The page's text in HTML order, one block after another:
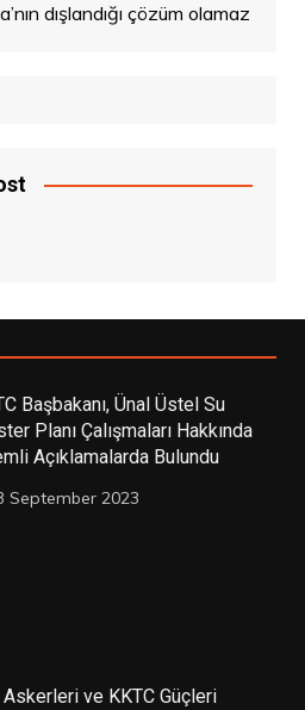
dışlandığı çözüm olamaz
Başbakanı, Ünal Üstel Su
Planı Çalışmaları Hakkında
Açıklamalarda Bulundu
September 2023
Askerleri ve KKTC Güçleri